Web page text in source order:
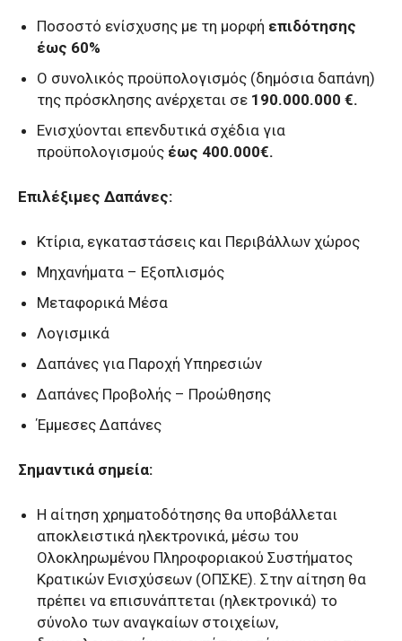
Ποσοστό ενίσχυσης με τη μορφή επιδότησης
έως 60%
Ο συνολικός προϋπολογισμός (δημόσια δαπάνη)
της πρόσκλησης ανέρχεται σε 190.000.000 €.
Ενισχύονται επενδυτικά σχέδια για
προϋπολογισμούς έως 400.000€.
Επιλέξιμες Δαπάνες:
Κτίρια, εγκαταστάσεις και Περιβάλλων χώρος
Μηχανήματα – Εξοπλισμός
Μεταφορικά Μέσα
Λογισμικά
Δαπάνες για Παροχή Υπηρεσιών
Δαπάνες Προβολής – Προώθησης
Έμμεσες Δαπάνες
Σημαντικά σημεία:
Η αίτηση χρηματοδότησης θα υποβάλλεται
αποκλειστικά ηλεκτρονικά, μέσω του
Ολοκληρωμένου Πληροφοριακού Συστήματος
Κρατικών Ενισχύσεων (ΟΠΣΚΕ). Στην αίτηση θα
πρέπει να επισυνάπτεται (ηλεκτρονικά) το
σύνολο των αναγκαίων στοιχείων,